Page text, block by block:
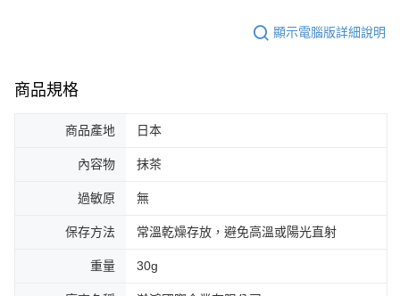
顯示電腦版詳細說明
商品規格
商品產地 日本
內容物 抹茶
過敏原 無
保存方法 常溫乾燥存放，避免高溫或陽光直射
重量 30g